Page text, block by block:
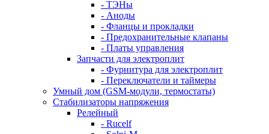
- ТЭНы
- Аноды
- Фланцы и прокладки
- Предохранительные клапаны
- Платы управления
Запчасти для электроплит
- Фурнитура для электроплит
- Переключатели и таймеры
Умный дом (GSM-модули, термостаты)
Cтабилизаторы напряжения
Релейный
- Rucelf